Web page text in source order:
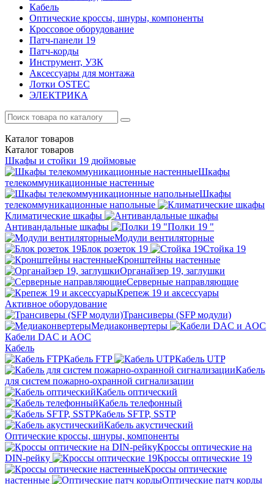
Кабель
Оптические кроссы, шнуры, компоненты
Кроссовое оборудование
Патч-панели 19
Патч-корды
Инструмент, УЗК
Аксессуары для монтажа
Лотки OSTEC
ЭЛЕКТРИКА
Каталог товаров
Каталог товаров
Шкафы и стойки 19 дюймовые
Шкафы
телекоммуникационные настенные
Шкафы
телекоммуникационные напольные
Климатические шкафы
Антивандальные шкафы
Полки 19 "
Модули вентиляторные
Блок розеток 19
Стойка 19
Кронштейны настенные
Органайзер 19, заглушки
Серверные направляющие
Крепеж 19 и аксессуары
Активное оборудование
Трансиверы (SFP модули)
Медиаконвертеры
Кабели DAC и AOC
Кабель
Кабель FTP
Кабель UTP
Кабель
для систем пожарно-охранной сигнализации
Кабель оптический
Кабель телефонный
Кабель SFTP, SSTP
Кабель акустический
Оптические кроссы, шнуры, компоненты
Кроссы оптические на
DIN-рейку
Кроссы оптические 19
Кроссы оптические
настенные
Оптические патч корды